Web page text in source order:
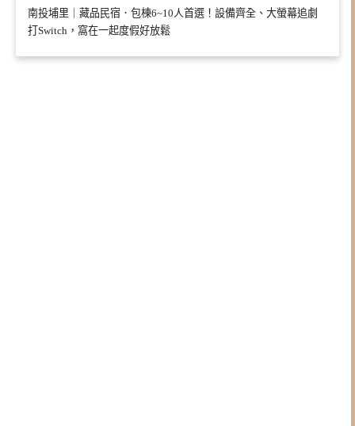
南投埔里｜藏品民宿．包棟6~10人首選！設備齊全、大螢幕追劇
打Switch，窩在一起度假好放鬆